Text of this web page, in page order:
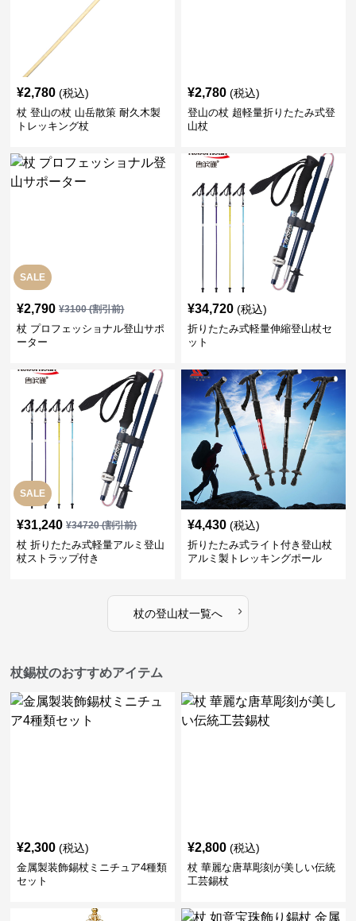
¥2,780 (税込)
杖 登山の杖 山岳散策 耐久木製
トレッキング杖
¥2,780 (税込)
登山の杖 超軽量折りたたみ式登
山杖
SALE
¥2,790 ¥3100(割引前)
杖 プロフェッショナル登山サポ
ーター
¥34,720 (税込)
折りたたみ式軽量伸縮登山杖セ
ット
SALE
¥31,240 ¥34720(割引前)
杖 折りたたみ式軽量アルミ登山
杖ストラップ付き
¥4,430 (税込)
折りたたみ式ライト付き登山杖
アルミ製トレッキングポール
杖の登山杖一覧へ ›
杖錫杖のおすすめアイテム
¥2,300 (税込)
金属製装飾錫杖ミニチュア4種類
セット
¥2,800 (税込)
杖 華麗な唐草彫刻が美しい伝統
工芸錫杖